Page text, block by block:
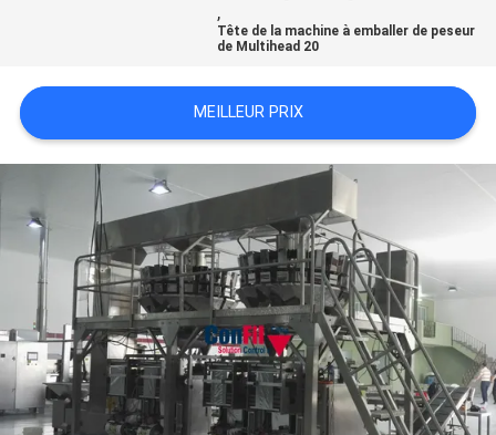
DU
SITE
PRIVACY
POLICY
,
Tête de la machine à emballer de peseur
de Multihead 20
MEILLEUR PRIX